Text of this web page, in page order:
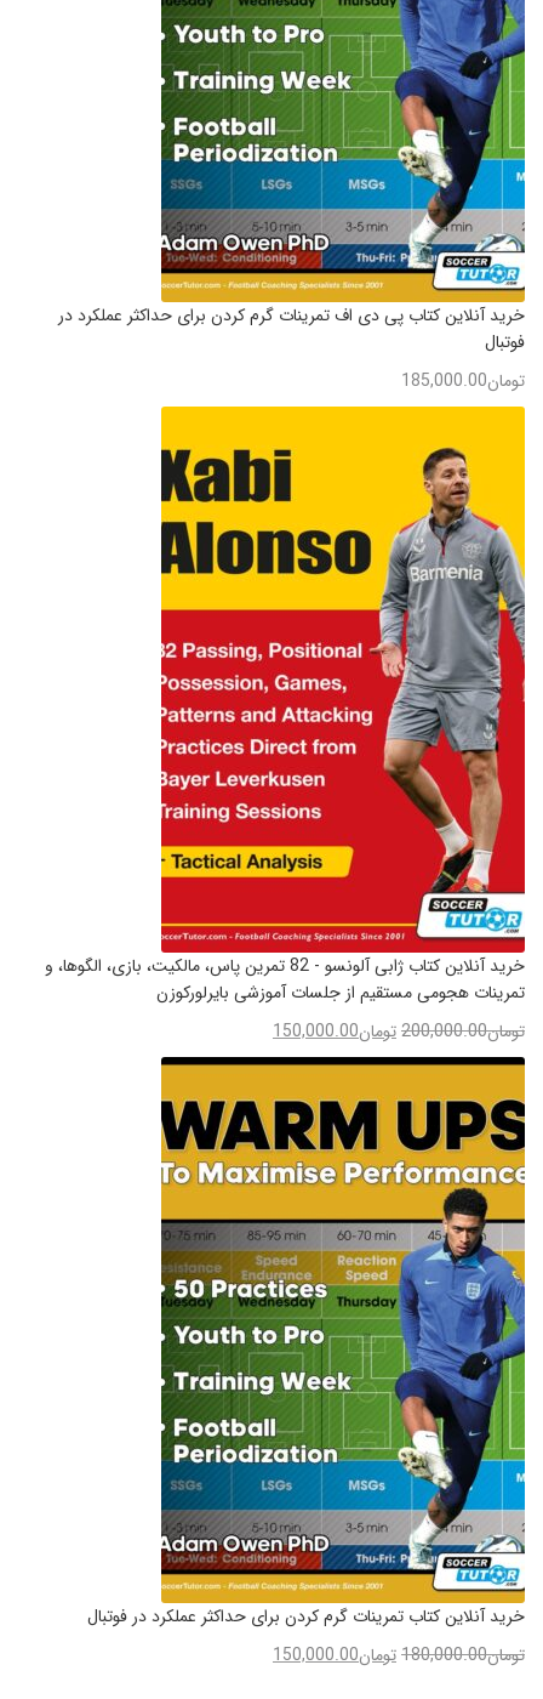
خرید آنلاین کتاب پی دی اف تمرینات گرم کردن برای حداکثر عملکرد در
فوتبال
تومان185,000.00
خرید آنلاین کتاب ژابی آلونسو - 82 تمرین پاس، مالکیت، بازی، الگوها، و
تمرینات هجومی مستقیم از جلسات آموزشی بایرلورکوزن
تومان200,000.00تومان150,000.00
خرید آنلاین کتاب تمرینات گرم کردن برای حداکثر عملکرد در فوتبال
تومان180,000.00تومان150,000.00